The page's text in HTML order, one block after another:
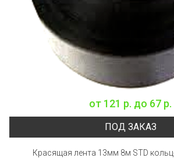
от 121 р. до 67 р.
ПОД ЗАКАЗ
Красящая лента 13мм 8м STD